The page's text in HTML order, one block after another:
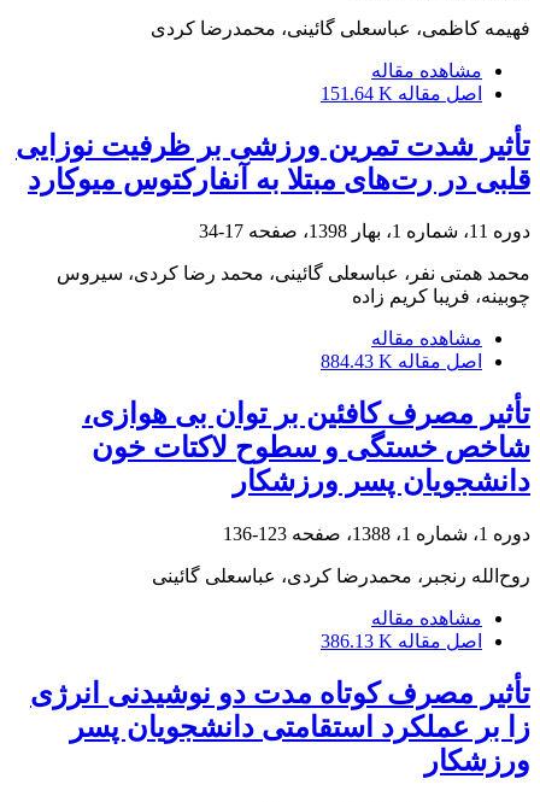
فهیمه کاظمی، عباسعلی گائینی، محمدرضا کردی
مشاهده مقاله
اصل مقاله 151.64 K
تأثیر شدت‌ تمرین ورزشی بر ظرفیت نوزایی
قلبی در رت‌های مبتلا به آنفارکتوس میوکارد
دوره 11، شماره 1، بهار 1398، صفحه 17-34
محمد همتی نفر، عباسعلی گائینی، محمد رضا کردی، سیروس
چوبینه، فریبا کریم زاده
مشاهده مقاله
اصل مقاله 884.43 K
تأثیر مصرف کافئین بر توان بی هوازی،
شاخص خستگی و سطوح لاکتات خون
دانشجویان پسر ورزشکار
دوره 1، شماره 1، 1388، صفحه 123-136
روح‌الله رنجبر، محمدرضا کردی، عباسعلی گائینی
مشاهده مقاله
اصل مقاله 386.13 K
تأثیر مصرف کوتاه مدت دو نوشیدنی انرژی
زا بر عملکرد استقامتی دانشجویان پسر
ورزشکار